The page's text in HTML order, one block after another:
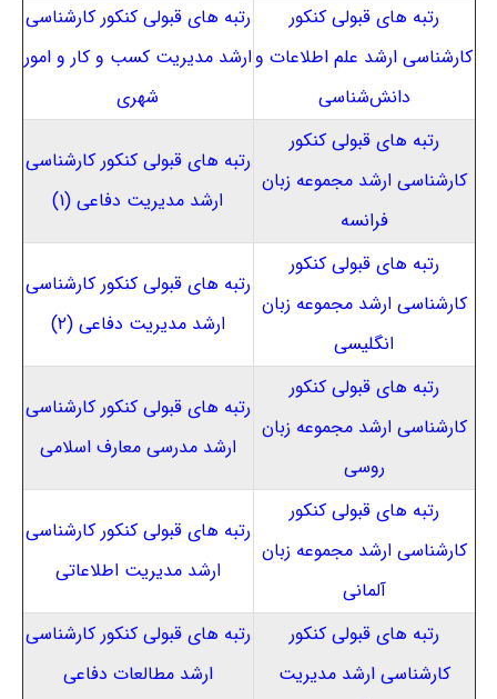
رتبه های قبولی کنکور
کارشناسی ارشد علم اطلاعات و
دانش‌شناسی
رتبه های قبولی کنکور کارشناسی
ارشد مدیریت کسب و کار و امور
شهری
رتبه های قبولی کنکور
کارشناسی ارشد مجموعه زبان
فرانسه
رتبه های قبولی کنکور کارشناسی
ارشد مدیریت دفاعی (۱)
رتبه های قبولی کنکور
کارشناسی ارشد مجموعه زبان
انگلیسی
رتبه های قبولی کنکور کارشناسی
ارشد مدیریت دفاعی (۲)
رتبه های قبولی کنکور
کارشناسی ارشد مجموعه زبان
روسی
رتبه های قبولی کنکور کارشناسی
ارشد مدرسی معارف اسلامی
رتبه های قبولی کنکور
کارشناسی ارشد مجموعه زبان
آلمانی
رتبه های قبولی کنکور کارشناسی
ارشد مدیریت اطلاعاتی
رتبه های قبولی کنکور
کارشناسی ارشد مدیریت
رتبه های قبولی کنکور کارشناسی
ارشد مطالعات دفاعی